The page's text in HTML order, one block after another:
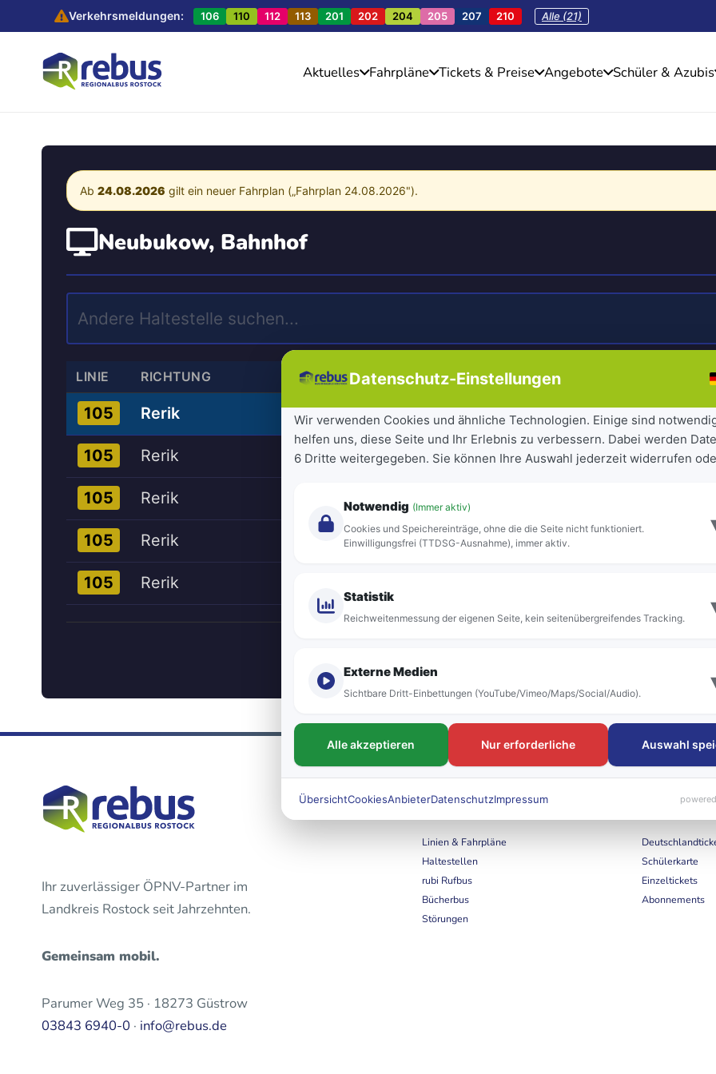
Verkehrsmeldungen: 106 110 112 113 201 202 204 205 207 210 Alle (21)
Aktuelles Fahrpläne Tickets & Preise Angebote Schüler & Azubis
Ab24.08.2026 gilt ein neuer Fahrplan („Fahrplan 24.08.2026").
Neubukow, Bahnhof
LINIE RICHTUNG ABFAHRT STEIG
105 Rerik 07:55 Steig 2
105 Rerik 10:15 Steig 2
105 Rerik
105 Rerik 16:23
105 Rerik
Ihr zuverlässiger ÖPNV-Partner im
Landkreis Rostock seit Jahrzehnten.
Gemeinsam mobil.
Parumer Weg 35 · 18273 Güstrow
03843 6940-0 · info@rebus.de
FAHRTEN
Linien & Fahrpläne
Haltestellen
rubi Rufbus
Bücherbus
Störungen
Tickets &
Schülerkarte
Einzeltickets
Abonnements
Datenschutz-Einstellungen
Wir verwenden Cookies und ähnliche Technologien. Einige sind
helfen uns, diese Seite und Ihr Erlebnis zu verbessern. Dabei werden
6 Dritte weitergegeben. Sie können Ihre Auswahl jederzeit widerrufen
Notwendig (Immer aktiv)
Cookies und Speichereinträge, ohne die die Seite nicht funktioniert.
Einwilligungsfrei (TTDSG-Ausnahme), immer aktiv.
Statistik
Reichweitenmessung der eigenen Seite, kein seitenübergreifendes Tracking.
Externe Medien
Sichtbare Dritt-Einbettungen (YouTube/Vimeo/Maps/Social/Audio).
Alle akzeptieren Nur erforderliche Auswahl
ÜbersichtCookiesAnbieterDatenschutzImpressum